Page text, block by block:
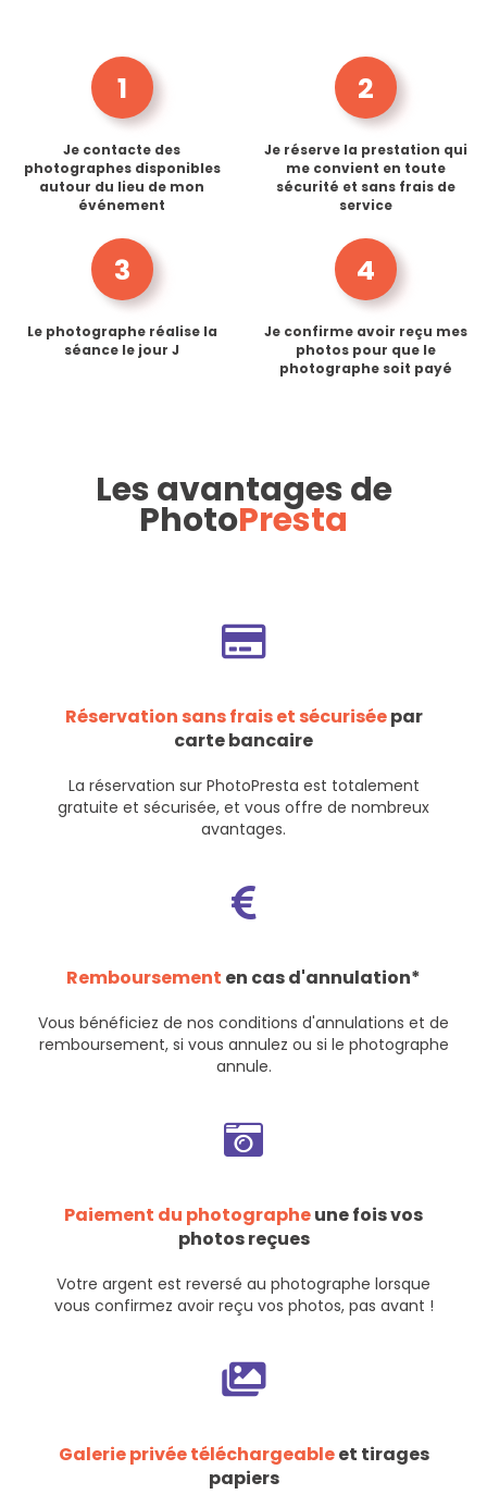
1
Je contacte des
photographes disponibles
autour du lieu de mon
événement
2
Je réserve la prestation qui
me convient en toute
sécurité et sans frais de
service
3
Le photographe réalise la
séance le jour J
4
Je confirme avoir reçu mes
photos pour que le
photographe soit payé
Les avantages de
PhotoPresta
Réservation sans frais et sécuriséepar
carte bancaire
La réservation sur PhotoPresta est totalement
gratuite et sécurisée, et vous offre de nombreux
avantages.
Remboursement en cas d'annulation*
Vous bénéficiez de nos conditions d'annulations et de
remboursement, si vous annulez ou si le photographe
annule.
Paiement du photographeune fois vos
photos reçues
Votre argent est reversé au photographe lorsque
vous confirmez avoir reçu vos photos, pas avant !
Galerie privée téléchargeableet tirages
papiers